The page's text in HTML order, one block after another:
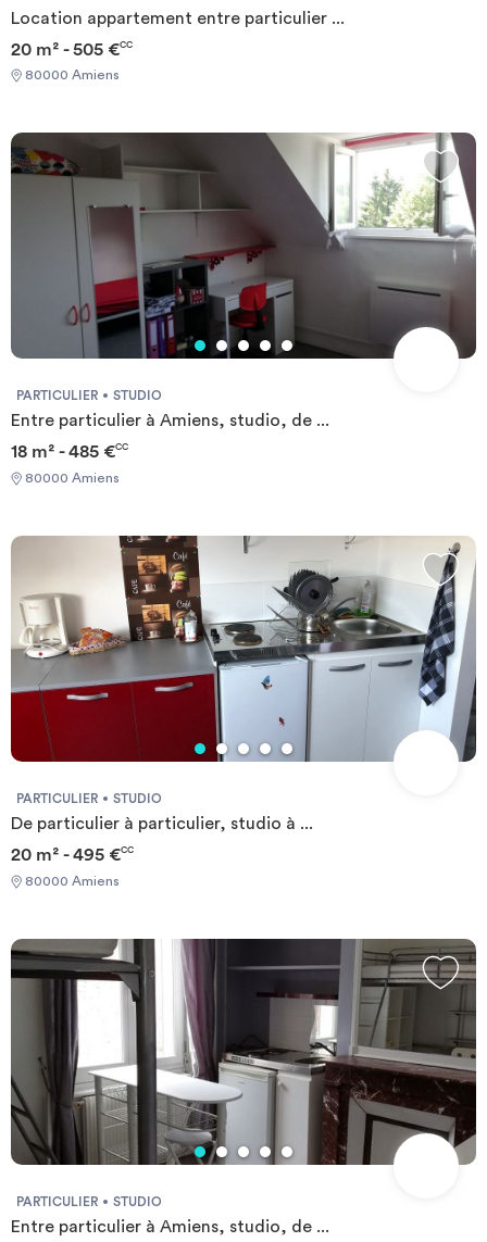
Location appartement entre particulier ...
20 m² - 505 €CC
80000 Amiens
PARTICULIER STUDIO
Entre particulier à Amiens, studio, de ...
18 m² - 485 €CC
80000 Amiens
PARTICULIER STUDIO
De particulier à particulier, studio à ...
20 m² - 495 €CC
80000 Amiens
PARTICULIER STUDIO
Entre particulier à Amiens, studio, de ...